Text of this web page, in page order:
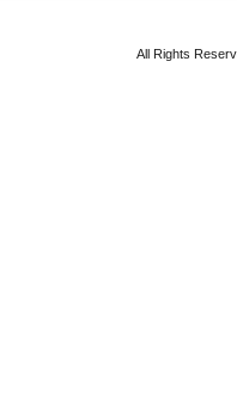
All Rights